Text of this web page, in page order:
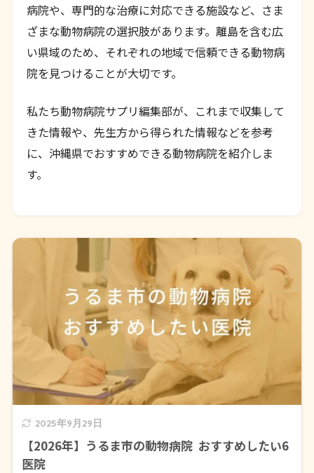
病院や、専門的な治療に対応できる施設など、さま
ざまな動物病院の選択肢があります。離島を含む広
い県域のため、それぞれの地域で信頼できる動物病
院を見つけることが大切です。
私たち動物病院サプリ編集部が、これまで収集して
きた情報や、先生方から得られた情報などを参考
に、沖縄県でおすすめできる動物病院を紹介しま
す。
2025年9月29日
【2026年】うるま市の動物病院 おすすめしたい6
医院